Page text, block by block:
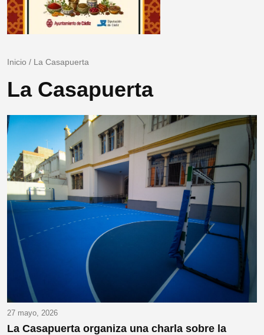
Inicio / La Casapuerta
La Casapuerta
27 mayo, 2026
La Casapuerta organiza una charla sobre la